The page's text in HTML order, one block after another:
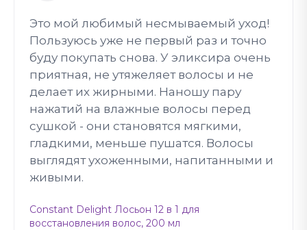
Это мой любимый несмываемый уход!
Пользуюсь уже не первый раз и точно
буду покупать снова. У эликсира очень
приятная, не утяжеляет волосы и не
делает их жирными. Наношу пару
нажатий на влажные волосы перед
сушкой - они становятся мягкими,
гладкими, меньше пушатся. Волосы
выглядят ухоженными, напитанными и
живыми.
Constant Delight Лосьон 12 в 1 для
восстановления волос, 200 мл